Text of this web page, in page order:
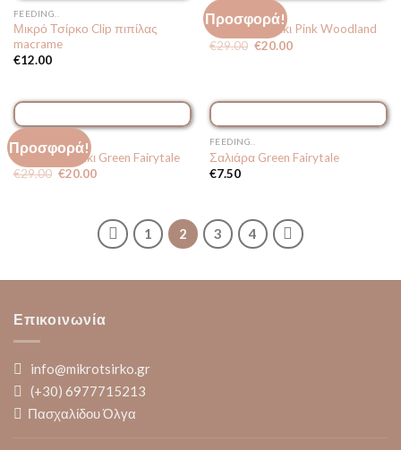
FEEDING..
Μικρό Τσίρκο Clip πιπίλας
macrame
€12.00
Προσφορά!
HANDMADE..
Μπουρνουζάκι Pink Woodland
€29.00 Original
€20.00Η
Προσφορά!
HANDMADE..
Μπουρνουζάκι Green Fairytale
€29.00 Original
€20.00Η
€20.00.
ΕΞΑΝΤΛΗΜΈΝΟ
FEEDING..
Σαλιάρα Green Fairytale
€7.50
1 2 3 4
Επικοινωνία
info@mikrotsirko.gr
(+30) 6977715213
Πασχαλίδου Όλγα